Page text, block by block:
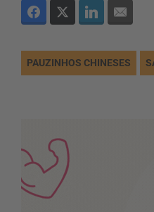
PAUZINHOS CHINESES